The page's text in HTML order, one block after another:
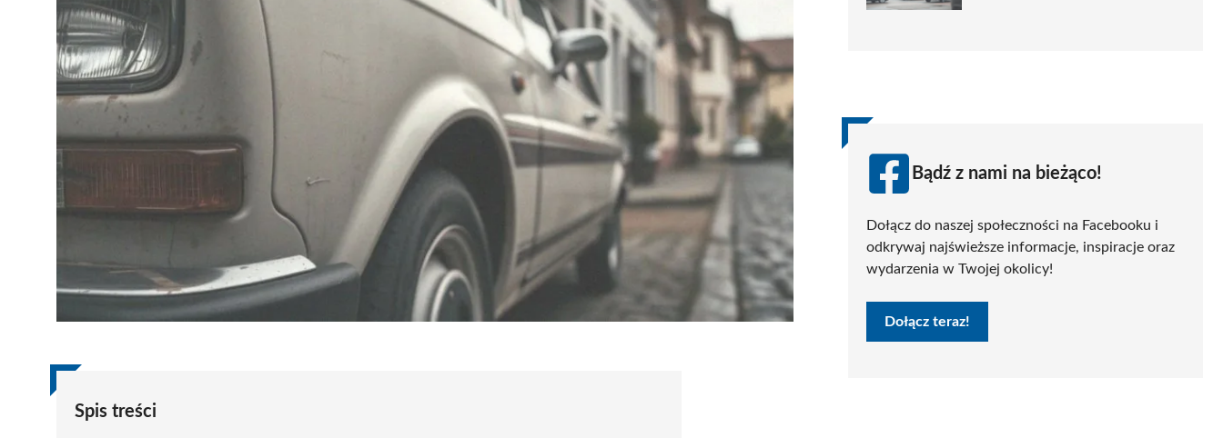
Spis treści
Bądź z nami na bieżąco!
Dołącz do naszej społeczności na Facebooku i
odkrywaj najświeższe informacje, inspiracje oraz
wydarzenia w Twojej okolicy!
Dołącz teraz!